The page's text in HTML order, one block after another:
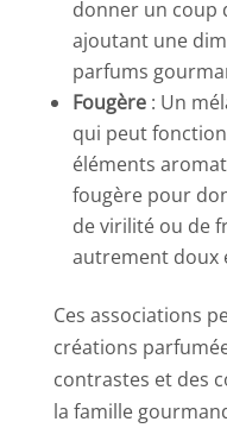
donner un coup
ajoutant une
parfums
Fougère: Un
qui peut
éléments
fougère pour
de virilité ou de
autrement doux
Ces associations
créations
contrastes et des
la famille